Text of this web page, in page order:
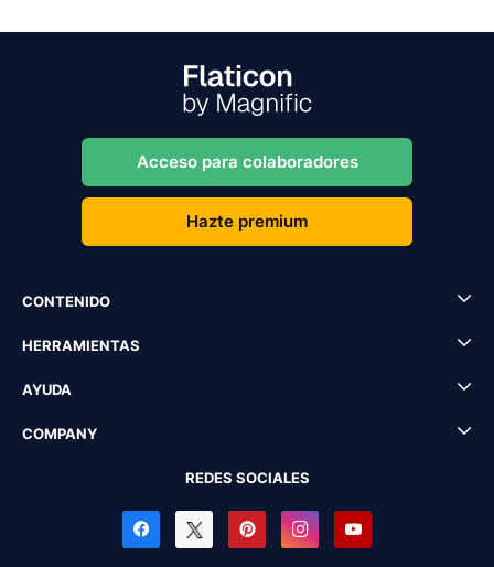
Acceso para colaboradores
Hazte premium
CONTENIDO
HERRAMIENTAS
AYUDA
COMPANY
REDES SOCIALES